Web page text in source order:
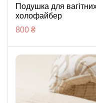
Подушка для
холофайбер
800 ₴